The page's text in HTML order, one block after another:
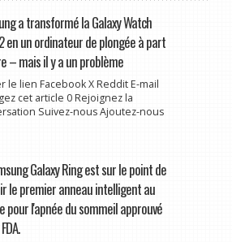
a transformé la Galaxy Watch
en un ordinateur de plongée à part
– mais il y a un problème
le lien Facebook X Reddit E-mail
cet article 0 Rejoignez la
Suivez-nous Ajoutez-nous
Galaxy Ring est sur le point de
le premier anneau intelligent au
pour l'apnée du sommeil approuvé